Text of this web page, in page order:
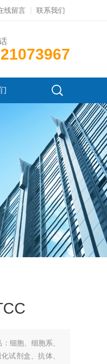
线留言 联系我们
细胞、细胞系、
试剂盒、抗体、